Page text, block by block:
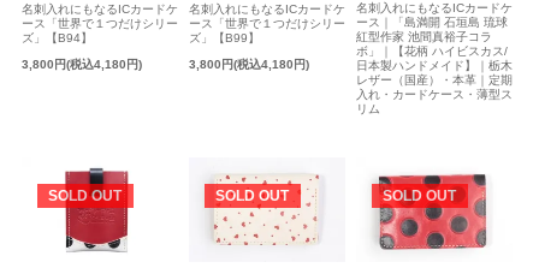
名刺入れにもなるICカードケ
ース「世界で１つだけシリー
ズ」【B94】
3,800円(税込4,180円)
名刺入れにもなるICカードケ
ース「世界で１つだけシリー
ズ」【B99】
3,800円(税込4,180円)
名刺入れにもなるICカードケ
ース｜「島満開 石垣島 琉球
紅型作家 池間真裕子コラ
ボ」｜【花柄 ハイビスカス/
日本製ハンドメイド】｜栃木
レザー（国産）・本革｜定期
入れ・カードケース・薄型ス
リム
SOLD OUT SOLD OUT SOLD OUT